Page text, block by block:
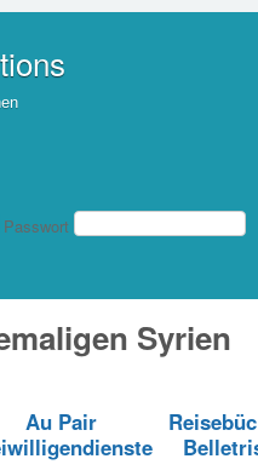
Passwort
Syrien
Au Pair